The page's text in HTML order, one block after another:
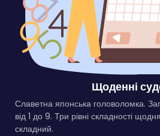
Щоденні
Славетна японська головоломка.
від 1 до 9. Три рівні складності
складний.